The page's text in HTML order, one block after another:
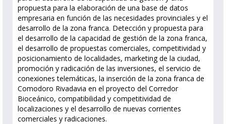
propuesta para la elaboración de una base de datos
empresaria en función de las necesidades provinciales y el
desarrollo de la zona franca. Detección y propuesta para
el desarrollo de la capacidad de gestión de la zona franca,
el desarrollo de propuestas comerciales, competitividad y
posicionamiento de localidades, marketing de la ciudad,
promoción y radicación de las inversiones, el servicio de
conexiones telemáticas, la inserción de la zona franca de
Comodoro Rivadavia en el proyecto del Corredor
Bioceánico, compatibilidad y competitividad de
localizaciones y el desarrollo de nuevas corrientes
comerciales y radicaciones.